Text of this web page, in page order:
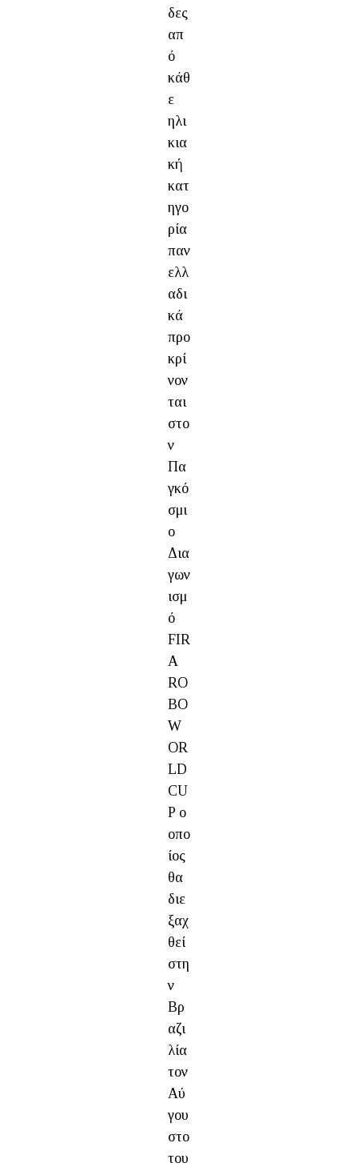
δες
απ
ό
κάθ
ε
ηλι
κια
κή
κατ
ηγο
ρία
παν
ελλ
αδι
κά
προ
κρί
νον
ται
στο
ν
Πα
γκό
σμι
ο
Δια
γων
ισμ
ό
FIR
A
RO
BO
W
OR
LD
CU
P ο
οπο
ίος
θα
διε
ξαχ
θεί
στη
ν
Βρ
αζι
λία
τον
Αύ
γου
στο
του